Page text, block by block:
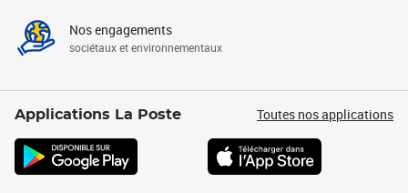
Nos engagements
sociétaux et environnementaux
Applications La Poste Toutes nos applications